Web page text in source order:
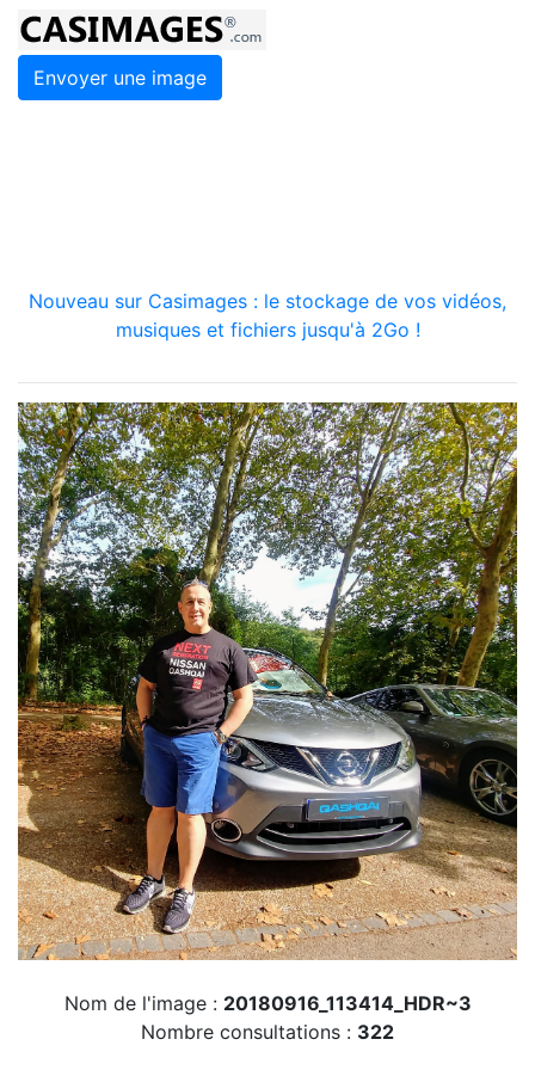
Envoyer une image
Nouveau sur Casimages : le stockage de vos vidéos,
musiques et fichiers jusqu'à 2Go !
Nom de l'image : 20180916_113414_HDR~3
Nombre consultations : 322